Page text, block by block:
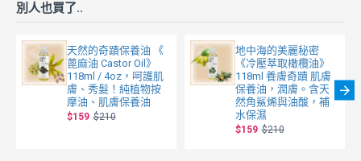
別人也買了..
天然的奇蹟保養油 《
蓖麻油 Castor Oil》
118ml / 4oz，呵護肌
膚、秀髮！純植物按
摩油、肌膚保養油
$159 $210
地中海的美麗秘密
《冷壓萃取橄欖油》
118ml 養膚奇蹟 肌膚
保養油，潤膚。含天
然角鯊烯與油酸，補
水保濕
$159 $210